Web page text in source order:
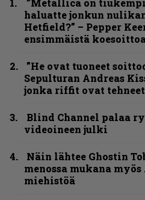
”Metallica on
haluatte jonkun
Hetfield?” – Pepper
ensimmäistä
”He ovat tuoneet
Sepulturan Andreas
jonka riffit ovat
Blind Channel palaa
videoineen julki
Näin lähtee Ghostin
menossa mukana
miehistöä